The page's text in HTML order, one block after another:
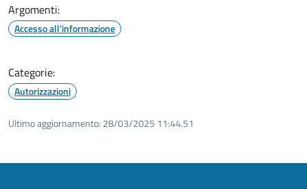
Argomenti:
Accesso all'informazione
Categorie:
Autorizzazioni
Ultimo aggiornamento: 28/03/2025 11:44.51